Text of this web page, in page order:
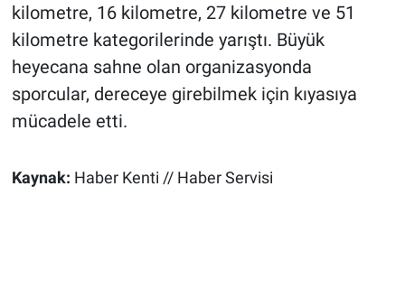
kilometre, 16 kilometre, 27 kilometre ve 51
kilometre kategorilerinde yarıştı. Büyük
heyecana sahne olan organizasyonda
sporcular, dereceye girebilmek için kıyasıya
mücadele etti.
Kaynak: Haber Kenti // Haber Servisi